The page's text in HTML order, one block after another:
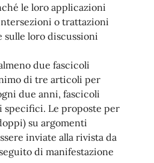
le loro applicazioni
o trattazioni
loro discussioni
due fascicoli
di tre articoli per
due anni, fascicoli
specifici. Le proposte per
su argomenti
inviate alla rivista da
di manifestazione